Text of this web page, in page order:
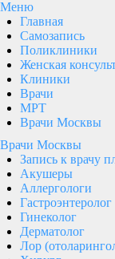
Меню
Главная
Самозапись
Поликлиники
Женская
Клиники
Врачи
МРТ
Врачи Москвы
Врачи Москвы
Запись к врачу
Акушеры
Аллергологи
Гастроэнтеролог
Гинеколог
Дерматолог
Лор